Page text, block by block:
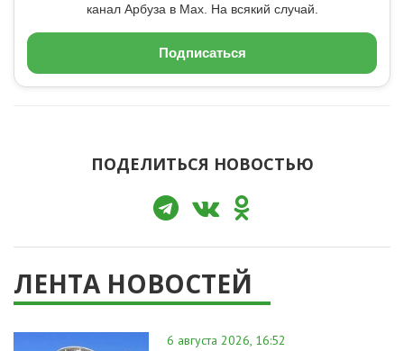
канал Арбуза в Max. На всякий случай.
Подписаться
ПОДЕЛИТЬСЯ НОВОСТЬЮ
ЛЕНТА НОВОСТЕЙ
6 августа 2026, 16:52